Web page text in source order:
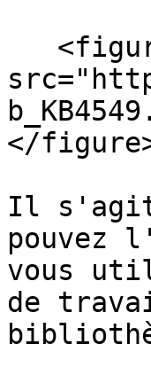
</
Il s'agit
pouvez
vous
de